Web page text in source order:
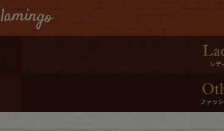
レデ
ファッ